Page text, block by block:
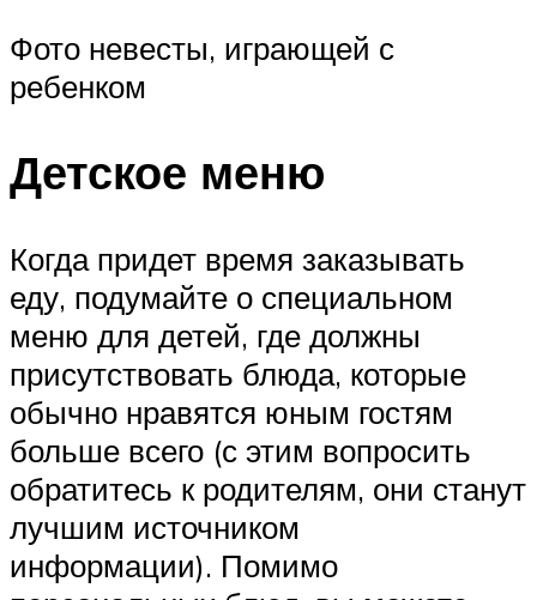
Фото невесты, играющей с
ребенком
Детское меню
Когда придет время заказывать
еду, подумайте о специальном
меню для детей, где должны
присутствовать блюда, которые
обычно нравятся юным гостям
больше всего (с этим вопросить
обратитесь к родителям, они станут
лучшим источником
информации). Помимо